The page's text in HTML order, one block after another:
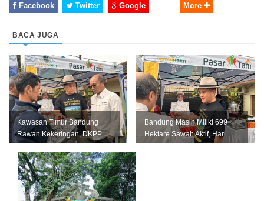
Facebook Twitter Google More
BACA JUGA
Kawasan Timur Bandung
Rawan Kekeringan, DKPP
Perkuat Mitigasi untuk
Lindungi Pro...
Bandung Masih Miliki 699
Hektare Sawah Aktif, Hari
Krida Pertanian Jadi